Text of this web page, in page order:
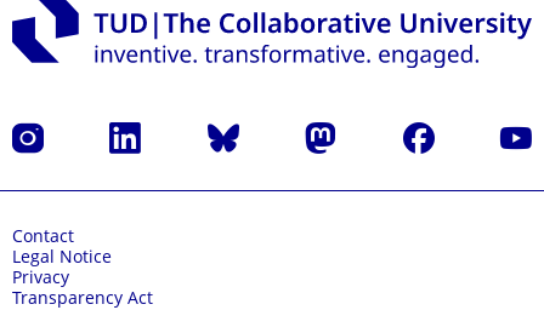
Instagram LinkedIn Bluesky Mastodon Facebook
Contact
Legal Notice
Privacy
Transparency Act